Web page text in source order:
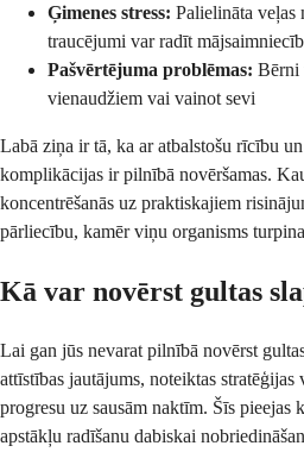
Ģimenes stress: Palielināta veļas
traucējumi var radīt
Pašvērtējuma problēmas: Bērni
vienaudžiem vai vainot sevi
Labā ziņa ir tā, ka ar atbalstošu rīcību
komplikācijas ir pilnībā novēršamas.
koncentrēšanās uz praktiskajiem
pārliecību, kamēr viņu organisms
Kā var novērst gultas
Lai gan jūs nevarat pilnībā novērst
attīstības jautājums, noteiktas stratēģijas
progresu uz sausām naktīm. Šīs pieejas
apstākļu radīšanu dabiskai